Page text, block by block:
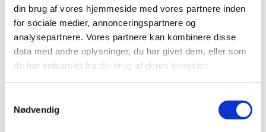
din brug af vores hjemmeside med vores partnere inden
for sociale medier, annonceringspartnere og
analysepartnere. Vores partnere kan kombinere disse
data med andre oplysninger, du har givet dem, eller som
de har indsamlet fra din brug af deres tjenester.
Nødvendig